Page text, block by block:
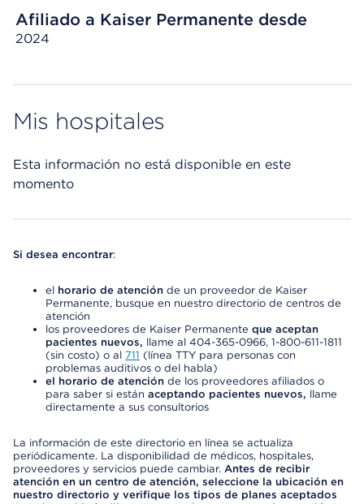
Afiliado a Kaiser Permanente desde
2024
Mis hospitales
Esta información no está disponible en este
momento
Si desea encontrar:
el horario de atención de un proveedor de Kaiser
Permanente, busque en nuestro directorio de centros de
atención
los proveedores de Kaiser Permanente que aceptan
pacientes nuevos, llame al 404-365-0966, 1-800-611-1811
(sin costo) o al 711 (línea TTY para personas con
problemas auditivos o del habla)
el horario de atención de los proveedores afiliados o
para saber si están aceptando pacientes nuevos, llame
directamente a sus consultorios
La información de este directorio en línea se actualiza
periódicamente. La disponibilidad de médicos, hospitales,
proveedores y servicios puede cambiar. Antes de recibir
atención en un centro de atención, seleccione la ubicación en
nuestro directorio y verifique los tipos de planes aceptados